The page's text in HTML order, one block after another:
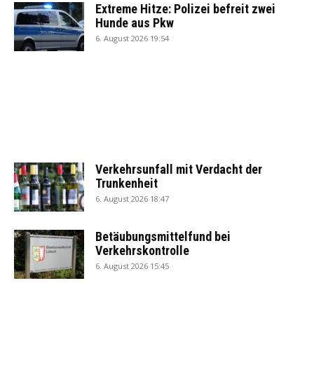
Extreme Hitze: Polizei befreit zwei
Hunde aus Pkw
6. August 2026 19:54
Verkehrsunfall mit Verdacht der
Trunkenheit
6. August 2026 18:47
Betäubungsmittelfund bei
Verkehrskontrolle
6. August 2026 15:45